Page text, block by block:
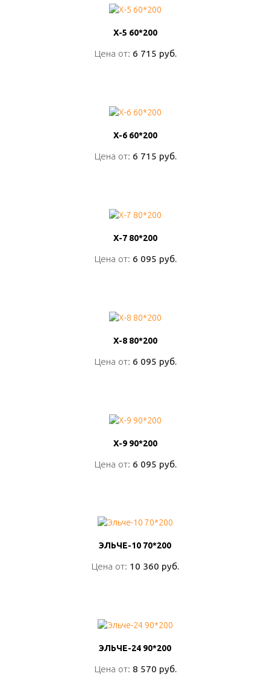
Х-5 60*200
Цена от: 6 715 руб.
Х-5 60*200
Цена от: 6 715 руб.
Х-6 60*200
Цена от: 6 715 руб.
Х-6 60*200
Цена от: 6 715 руб.
Х-7 80*200
Цена от: 6 095 руб.
Х-7 80*200
Цена от: 6 095 руб.
Х-8 80*200
Цена от: 6 095 руб.
Х-8 80*200
Цена от: 6 095 руб.
Х-9 90*200
Цена от: 6 095 руб.
Х-9 90*200
Цена от: 6 095 руб.
ЭЛЬЧЕ-10 70*200
Цена от: 10 360 руб.
ЭЛЬЧЕ-10 70*200
Цена от: 10 360 руб.
ЭЛЬЧЕ-24 90*200
Цена от: 8 570 руб.
ЭЛЬЧЕ-24 90*200
Цена от: 8 570 руб.